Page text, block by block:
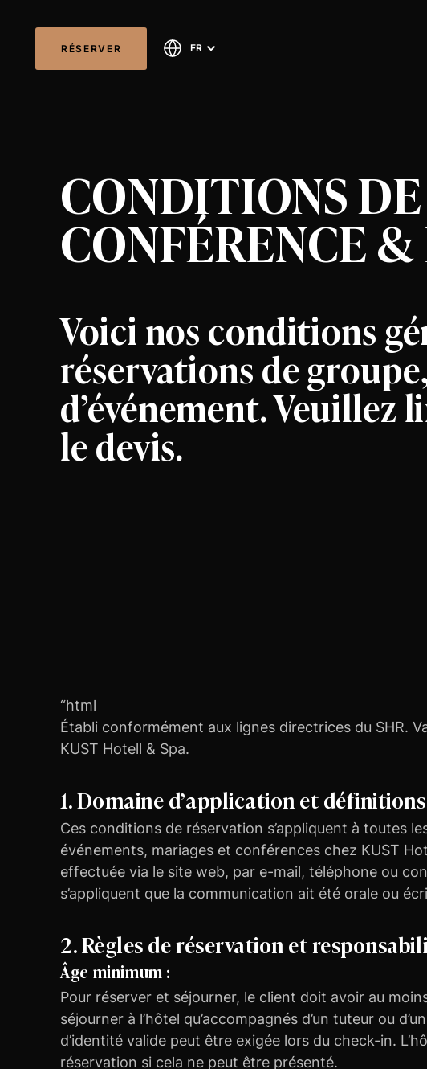
RÉSERVER FR
CONDITIONS
CONFÉRENCE
Voici nos conditions
réservations de
d’événement. Veuillez
le devis.
“html
Établi conformément aux lignes directrices du SHR.
KUST Hotell & Spa.
1. Domaine d’application et définitions
Ces conditions de réservation s’appliquent à toutes
événements, mariages et conférences chez KUST
effectuée via le site web, par e-mail, téléphone ou
s’appliquent que la communication ait été orale ou
2. Règles de réservation et
Âge minimum :
Pour réserver et séjourner, le client doit avoir au
séjourner à l’hôtel qu’accompagnés d’un tuteur ou
d’identité valide peut être exigée lors du check-in.
réservation si cela ne peut être présenté.